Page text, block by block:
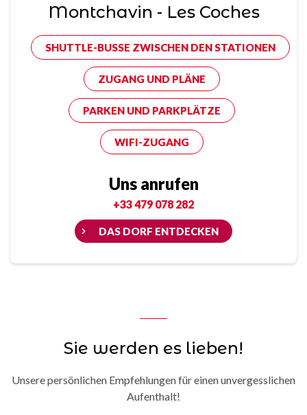
Montchavin - Les Coches
SHUTTLE-BUSSE ZWISCHEN DEN STATIONEN
ZUGANG UND PLÄNE
PARKEN UND PARKPLÄTZE
WIFI-ZUGANG
Uns anrufen
+33 479 078 282
DAS DORF ENTDECKEN
Sie werden es lieben!
Unsere persönlichen Empfehlungen für einen unvergesslichen
Aufenthalt!